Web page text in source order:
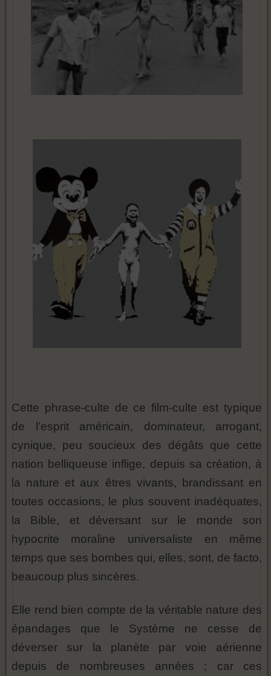
Cette phrase-culte de ce film-culte est typique
de l’esprit américain, dominateur, arrogant,
cynique, peu soucieux des dégâts que cette
nation belliqueuse inflige, depuis sa création, à
la nature et aux êtres vivants, brandissant en
toutes occasions, le plus souvent inadéquates,
la Bible, et déversant sur le monde son
hypocrite moraline universaliste en même
temps que ses bombes qui, elles, sont, de facto,
beaucoup plus sincères.
Elle rend bien compte de la véritable nature des
épandages que le Système ne cesse de
déverser sur la planète par voie aérienne
depuis de nombreuses années ; car ces